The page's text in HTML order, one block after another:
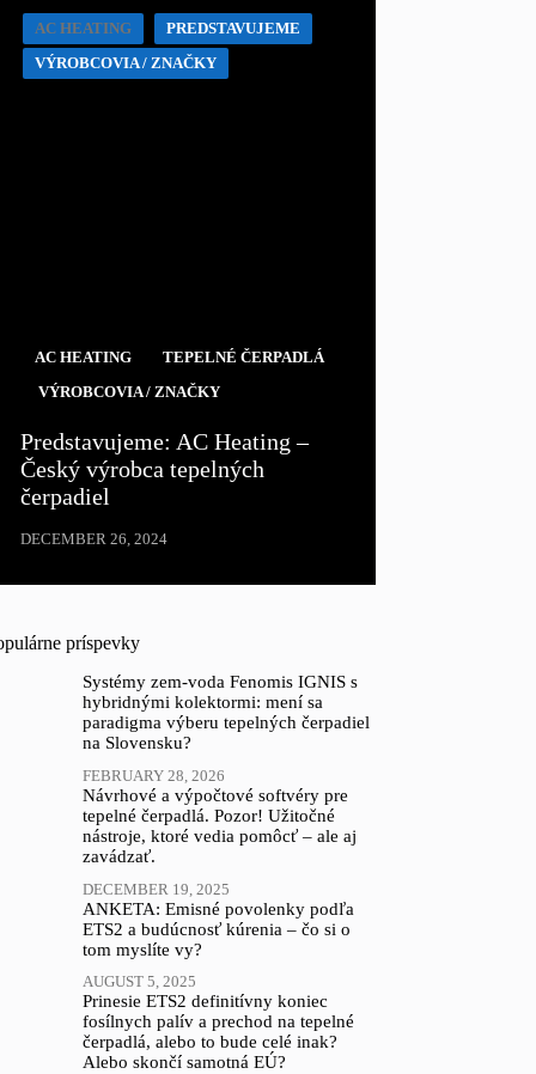
AC HEATING
PREDSTAVUJEME
VÝROBCOVIA / ZNAČKY
AC HEATING
TEPELNÉ ČERPADLÁ
VÝROBCOVIA / ZNAČKY
Predstavujeme: AC Heating –
Český výrobca tepelných
čerpadiel
DECEMBER 26, 2024
príspevky
Systémy zem-voda Fenomis IGNIS s
hybridnými kolektormi: mení sa
paradigma výberu tepelných čerpadiel
na Slovensku?
FEBRUARY 28, 2026
Návrhové a výpočtové softvéry pre
tepelné čerpadlá. Pozor! Užitočné
nástroje, ktoré vedia pomôcť – ale aj
zavádzať.
DECEMBER 19, 2025
ANKETA: Emisné povolenky podľa
ETS2 a budúcnosť kúrenia – čo si o
tom myslíte vy?
AUGUST 5, 2025
Prinesie ETS2 definitívny koniec
fosílnych palív a prechod na tepelné
čerpadlá, alebo to bude celé inak?
Alebo skončí samotná EÚ?